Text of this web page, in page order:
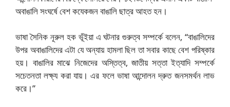
অবাঙালি সংঘর্ষে বেশ কযেকজন বাঙালি ছাত্র আহত হন।
ভাষা সৈনিক নূরুল হক ভূঁইয়া এ ঘটনার গুরুত্ব সম্পর্কে বলেন, “বাঙালিদের
উপর অবাঙালিদের এটা যে অন্যায় হামলা ছিল তা সবার কাছে বেশ পরিষ্কার
হয়। বাঙালির মাঝে নিজেদের অস্তিত্ব, জাতীয় সত্তা ইত্যাদি সম্পর্কে
সচেতনতা লক্ষ্য করা যায়। এর ফলে ভাষা আন্দোলন দ্রুত জনসমর্থন লাভ
করে।”